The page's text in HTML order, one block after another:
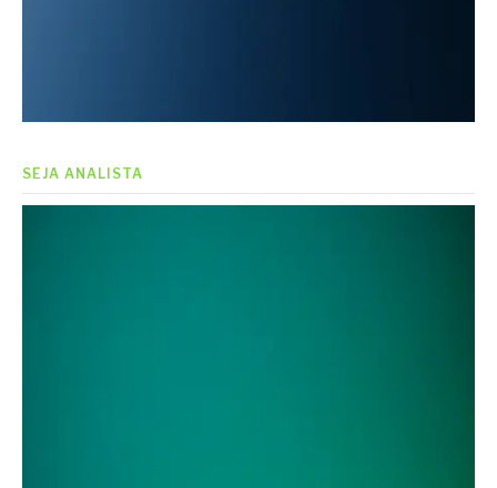
SEJA ANALISTA